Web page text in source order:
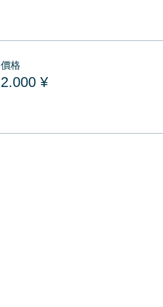
價格
2.000 ¥